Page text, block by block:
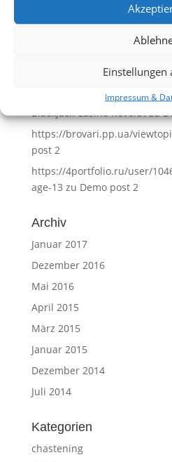
Einstellungen
Impressum &
zuDemo post 10
https://biggerthinkinc.com zu
Blackjack Casino Revolutzu
https://brovari.pp.ua/
post 2
https://4portfolio.ru/user/
age-13 zu Demo post 2
Archiv
Januar 2017
Dezember 2016
Mai 2016
April 2015
März 2015
Januar 2015
Dezember 2014
Juli 2014
Kategorien
chastening